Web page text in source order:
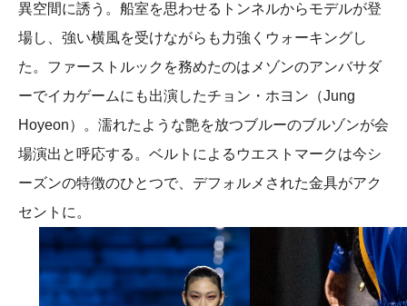
異空間に誘う。船室を思わせるトンネルからモデルが登
場し、強い横風を受けながらも力強くウォーキングし
た。ファーストルックを務めたのはメゾンのアンバサダ
ーでイカゲームにも出演したチョン・ホヨン（Jung
Hoyeon）。濡れたような艶を放つブルーのブルゾンが会
場演出と呼応する。ベルトによるウエストマークは今シ
ーズンの特徴のひとつで、デフォルメされた金具がアク
セントに。